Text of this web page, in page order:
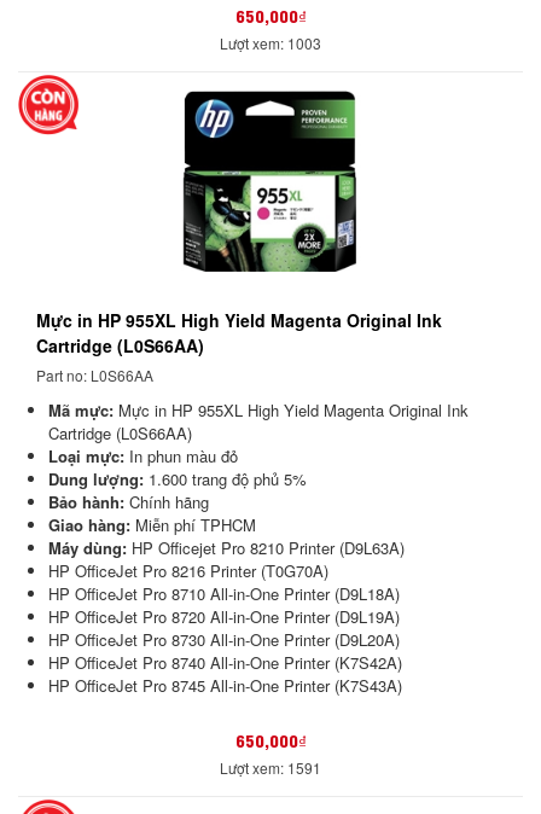
650,000₫
Lượt xem: 1003
Mực in HP 955XL High Yield Magenta Original Ink
Cartridge (L0S66AA)
Part no: L0S66AA
Mã mực: Mực in HP 955XL High Yield Magenta Original Ink
Cartridge (L0S66AA)
Loại mực: In phun màu đỏ
Dung lượng: 1.600 trang độ phủ 5%
Bảo hành: Chính hãng
Giao hàng: Miễn phí TPHCM
Máy dùng: HP Officejet Pro 8210 Printer (D9L63A)
HP OfficeJet Pro 8216 Printer (T0G70A)
HP OfficeJet Pro 8710 All-in-One Printer (D9L18A)
HP OfficeJet Pro 8720 All-in-One Printer (D9L19A)
HP OfficeJet Pro 8730 All-in-One Printer (D9L20A)
HP OfficeJet Pro 8740 All-in-One Printer (K7S42A)
HP OfficeJet Pro 8745 All-in-One Printer (K7S43A)
650,000₫
Lượt xem: 1591